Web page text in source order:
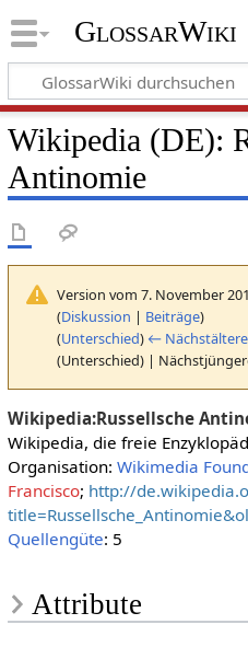
GlossarWiki
Wikipedia (DE):
Antinomie
Version vom 7. November
(Diskussion | Beiträge)
(Unterschied) ←
(Unterschied) |
Wikipedia:Russellsche
Wikipedia, die freie
Organisation: Wikimedia
Francisco; http://
Quellengüte: 5
Attribute